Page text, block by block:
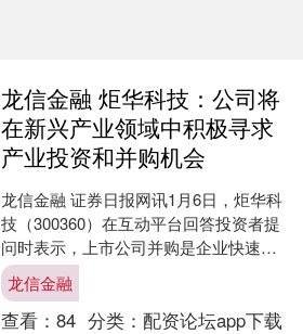
龙信金融 炬华科技：公司将
在新兴产业领域中积极寻求
产业投资和并购机会
龙信金融 证券日报网讯1月6日，炬华科
技（300360）在互动平台回答投资者提
问时表示，上市公司并购是企业快速扩
张、优化资源配置的重要战略手段，公
司将在新兴产业....
龙信金融
查看： 84 分类： 配资论坛app下载